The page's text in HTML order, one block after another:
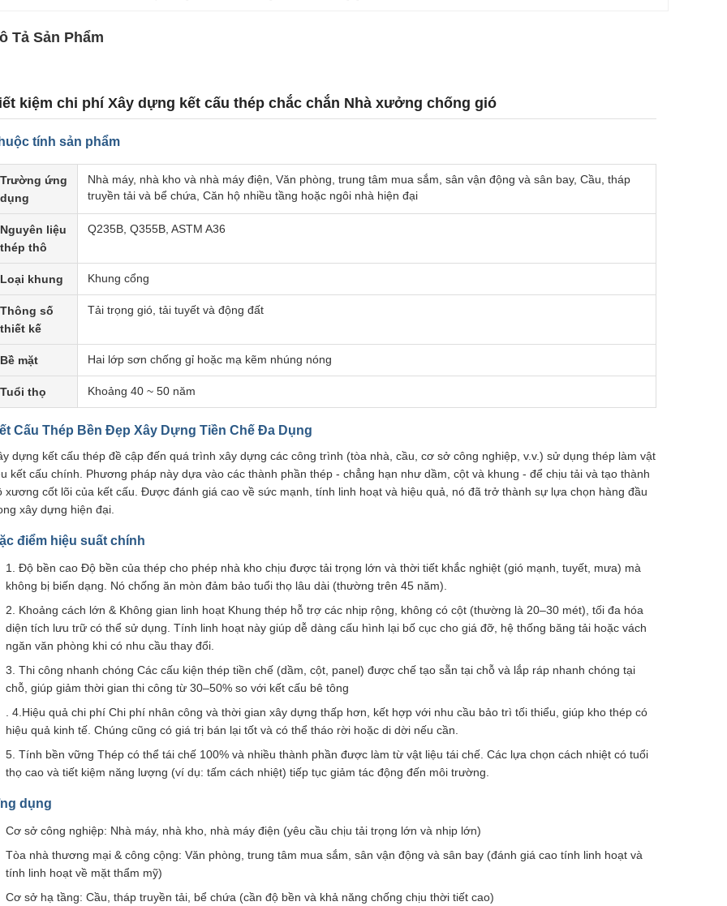
Tả Sản Phẩm
kiệm chi phí Xây dựng kết cấu thép chắc chắn Nhà xưởng chống gió
tính sản phẩm
Trường ứng
dụng
Nhà máy, nhà kho và nhà máy điện, Văn phòng, trung tâm mua sắm, sân vận động và sân bay, Cầu, tháp
truyền tải và bể chứa, Căn hộ nhiều tầng hoặc ngôi nhà hiện đại
Nguyên liệu
thép thô
Q235B, Q355B, ASTM A36
Loại khung Khung cổng
Thông số
thiết kế
Tải trọng gió, tải tuyết và động đất
Bề mặt Hai lớp sơn chống gỉ hoặc mạ kẽm nhúng nóng
Tuổi thọ Khoảng 40 ~ 50 năm
Cấu Thép Bền Đẹp Xây Dựng Tiền Chế Đa Dụng
dựng kết cấu thép đề cập đến quá trình xây dựng các công trình (tòa nhà, cầu, cơ sở công nghiệp, v.v.) sử dụng thép làm vật
kết cấu chính. Phương pháp này dựa vào các thành phần thép - chẳng hạn như dầm, cột và khung - để chịu tải và tạo thành
xương cốt lõi của kết cấu. Được đánh giá cao về sức mạnh, tính linh hoạt và hiệu quả, nó đã trở thành sự lựa chọn hàng đầu
xây dựng hiện đại.
điểm hiệu suất chính
1. Độ bền cao Độ bền của thép cho phép nhà kho chịu được tải trọng lớn và thời tiết khắc nghiệt (gió mạnh, tuyết, mưa) mà
không bị biến dạng. Nó chống ăn mòn đảm bảo tuổi thọ lâu dài (thường trên 45 năm).
2. Khoảng cách lớn & Không gian linh hoạt Khung thép hỗ trợ các nhịp rộng, không có cột (thường là 20–30 mét), tối đa hóa
diện tích lưu trữ có thể sử dụng. Tính linh hoạt này giúp dễ dàng cấu hình lại bố cục cho giá đỡ, hệ thống băng tải hoặc vách
ngăn văn phòng khi có nhu cầu thay đổi.
3. Thi công nhanh chóng Các cấu kiện thép tiền chế (dầm, cột, panel) được chế tạo sẵn tại chỗ và lắp ráp nhanh chóng tại
chỗ, giúp giảm thời gian thi công từ 30–50% so với kết cấu bê tông
. 4.Hiệu quả chi phí Chi phí nhân công và thời gian xây dựng thấp hơn, kết hợp với nhu cầu bảo trì tối thiểu, giúp kho thép có
hiệu quả kinh tế. Chúng cũng có giá trị bán lại tốt và có thể tháo rời hoặc di dời nếu cần.
5. Tính bền vững Thép có thể tái chế 100% và nhiều thành phần được làm từ vật liệu tái chế. Các lựa chọn cách nhiệt có tuổi
thọ cao và tiết kiệm năng lượng (ví dụ: tấm cách nhiệt) tiếp tục giảm tác động đến môi trường.
dụng
Cơ sở công nghiệp: Nhà máy, nhà kho, nhà máy điện (yêu cầu chịu tải trọng lớn và nhịp lớn)
Tòa nhà thương mại & công cộng: Văn phòng, trung tâm mua sắm, sân vận động và sân bay (đánh giá cao tính linh hoạt và
tính linh hoạt về mặt thẩm mỹ)
Cơ sở hạ tầng: Cầu, tháp truyền tải, bể chứa (cần độ bền và khả năng chống chịu thời tiết cao)